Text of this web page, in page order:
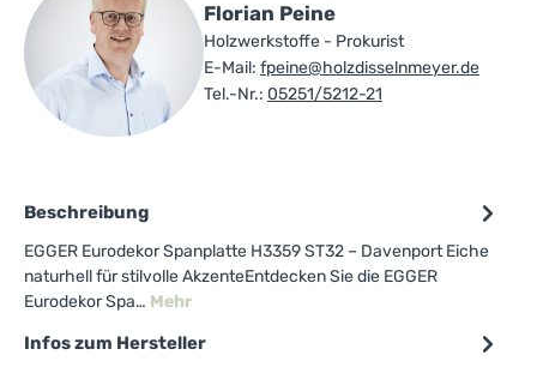
Florian Peine
Holzwerkstoffe - Prokurist
E-Mail: fpeine@holzdisselnmeyer.de
Tel.-Nr.: 05251/5212-21
Beschreibung
EGGER Eurodekor Spanplatte H3359 ST32 – Davenport Eiche
naturhell für stilvolle AkzenteEntdecken Sie die EGGER
Eurodekor Spa… Mehr
Infos zum Hersteller